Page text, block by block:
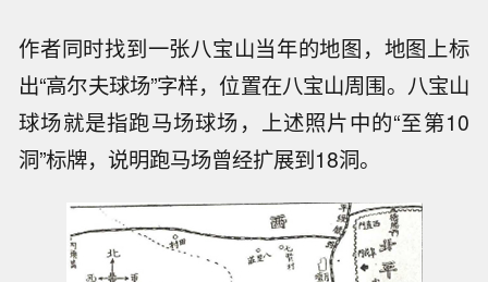
作者同时找到一张八宝山当年的地图，地图上标
出“高尔夫球场”字样，位置在八宝山周围。八宝山
球场就是指跑马场球场，上述照片中的“至第10
洞”标牌，说明跑马场曾经扩展到18洞。